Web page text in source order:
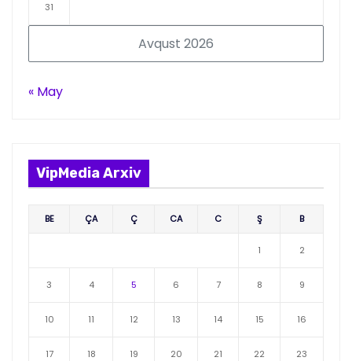
Avqust 2026
31
« May
VipMedia Arxiv
BE ÇA Ç CA C Ş B
1 2
3 4 5 6 7 8 9
10 11 12 13 14 15 16
17 18 19 20 21 22 23